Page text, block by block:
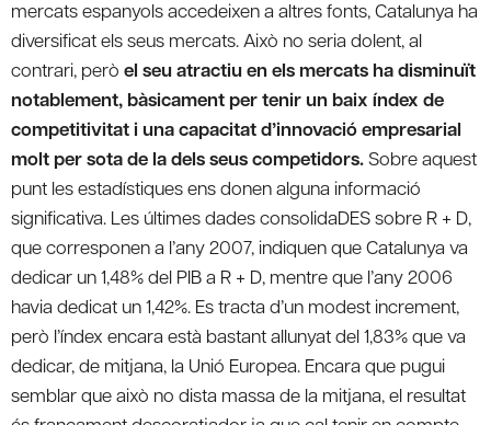
mercats espanyols accedeixen a altres fonts, Catalunya ha
diversificat els seus mercats. Això no seria dolent, al
contrari, però el seu atractiu en els mercats ha disminuït
notablement, bàsicament per tenir un baix índex de
competitivitat i una capacitat d’innovació empresarial
molt per sota de la dels seus competidors.Sobre aquest
punt les estadístiques ens donen alguna informació
significativa. Les últimes dades consolidaDES sobre R + D,
que corresponen a l’any 2007, indiquen que Catalunya va
dedicar un 1,48% del PIB a R + D, mentre que l’any 2006
havia dedicat un 1,42%. Es tracta d’un modest increment,
però l’índex encara està bastant allunyat del 1,83% que va
dedicar, de mitjana, la Unió Europea. Encara que pugui
semblar que això no dista massa de la mitjana, el resultat